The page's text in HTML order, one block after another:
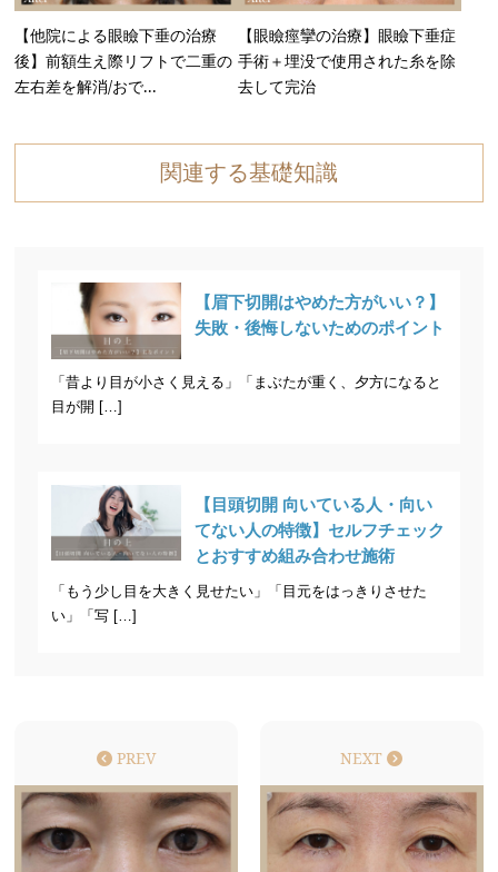
【他院による眼瞼下垂の治療
後】前額生え際リフトで二重の
左右差を解消/おで...
【眼瞼痙攣の治療】眼瞼下垂症
手術＋埋没で使用された糸を除
去して完治
関連する基礎知識
【眉下切開はやめた方がいい？】
失敗・後悔しないためのポイント
「昔より目が小さく見える」「まぶたが重く、夕方になると
目が開 […]
【目頭切開 向いている人・向い
てない人の特徴】セルフチェック
とおすすめ組み合わせ施術
「もう少し目を大きく見せたい」「目元をはっきりさせた
い」「写 […]
PREV NEXT